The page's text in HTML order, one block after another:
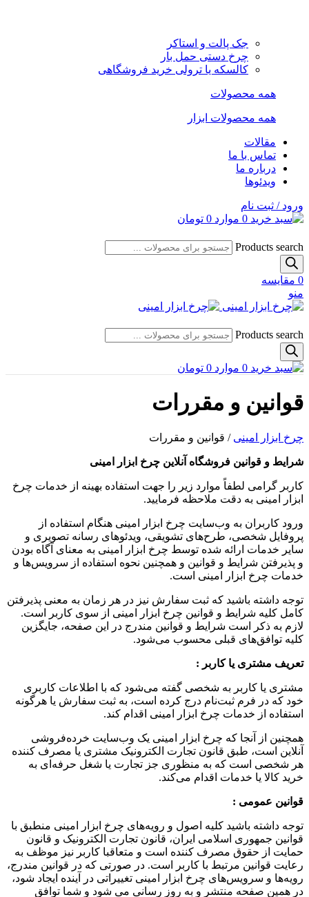
جک پالت و استاکر
چرخ دستی حمل بار
کالسکه یا ترولی خرید فروشگاهی
همه محصولات
همه محصولات ابزار
مقالات
تماس با ما
درباره ما
ویدئوها
ورود / ثبت نام
0 موارد 0 تومان
Products search
0 مقایسه
منو
Products search
0 موارد 0 تومان
قوانین و مقررات
چرخ ابزار امینی / قوانین و مقررات
شرایط و قوانین فروشگاه آنلاین چرخ ابزار امینی
کاربر گرامی لطفاً موارد زیر را جهت استفاده بهینه از خدمات چرخ
ابزار امینی به دقت ملاحظه فرمایید.
ورود کاربران به وب‏‌سایت چرخ ابزار امینی هنگام استفاده از
پروفایل شخصی، طرح‏‌های تشویقی، ویدئوهای رسانه تصویری و
سایر خدمات ارائه شده توسط چرخ ابزار امینی به معنای آگاه بودن
و پذیرفتن شرایط و قوانین و همچنین نحوه استفاده از سرویس‌‏ها و
خدمات چرخ ابزار امینی است.
توجه داشته باشید که ثبت سفارش نیز در هر زمان به معنی پذیرفتن
کامل کلیه شرایط و قوانین چرخ ابزار امینی از سوی کاربر است.
لازم به ذکر است شرایط و قوانین مندرج در این صفحه، جایگزین
کلیه توافق‏‌های قبلی محسوب می‏‌شود.
تعریف مشتری یا کاربر :
مشتری یا کاربر به شخصی گفته می‌شود که با اطلاعات کاربری
خود که در فرم ثبت‌نام درج کرده است، به ثبت سفارش یا هرگونه
استفاده از خدمات چرخ ابزار امینی اقدام کند.
همچنین از آنجا که چرخ ابزار امینی یک وب‌سایت خرده‌فروشی
آنلاین است، طبق قانون تجارت الکترونیک مشتری یا مصرف کننده
هر شخصی است که به منظوری جز تجارت یا شغل حرفه‌ای به
خرید کالا یا خدمات اقدام می‌کند.
قوانین عمومی :
توجه داشته باشید کلیه اصول و رویه‏‌های چرخ ابزار امینی منطبق با
قوانین جمهوری اسلامی ایران، قانون تجارت الکترونیک و قانون
حمایت از حقوق مصرف کننده است و متعاقبا کاربر نیز موظف به
رعایت قوانین مرتبط با کاربر است. در صورتی که در قوانین مندرج،
رویه‏‌ها و سرویس‏‌های چرخ ابزار امینی تغییراتی در آینده ایجاد شود،
در همین صفحه منتشر و به روز رسانی می شود و شما توافق